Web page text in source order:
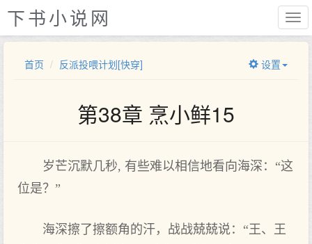
下书小说网
首页 反派投喂计划[快穿] 设置
第38章 烹小鲜15
岁芒沉默几秒, 有些难以相信地看向海深：“这
位是？”
海深擦了擦额角的汗，战战兢兢说：“王、王